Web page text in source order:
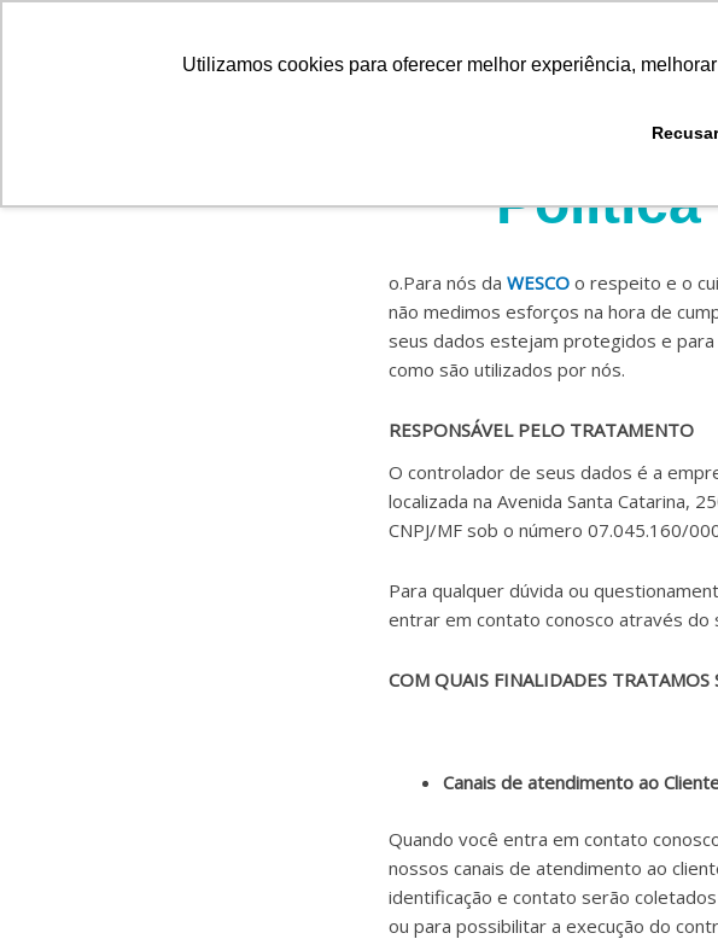
Utilizamos cookies para oferecer melhor experiência,
Política
o.Para nós da WESCO o respeito e o
não medimos esforços na hora de
seus dados estejam protegidos e
como são utilizados por nós.
RESPONSÁVEL PELO TRATAMENTO
O controlador de seus dados é a
localizada na Avenida Santa Catarina,
CNPJ/MF sob o número 07.045.160/
Para qualquer dúvida ou
entrar em contato conosco através do
COM QUAIS FINALIDADES TRATAMOS
Canais de atendimento ao
Quando você entra em contato
nossos canais de atendimento ao
identificação e contato serão
ou para possibilitar a execução do